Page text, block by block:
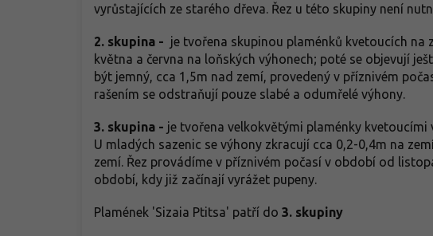
vyrůstajících ze starého dřeva. Řez u této skupiny není
2. skupina - je tvořena skupinou plaménků kvetoucích na
května a června na loňských výhonech; poté se objevují
být jemný, cca 1,5m nad zemí, provedený v příznivém
rašením se odstraňují pouze slabé a odumřelé výhony.
3. skupina - je tvořena velkokvětými plaménky
U mladých sazenic se výhony zkracují cca 0,2-0,4m na
zemí. Řez provádíme v příznivém počasí v období od
období, kdy již začínají vyrážet pupeny.
Plamének 'Sizaia Ptitsa' patří do 3. skupiny